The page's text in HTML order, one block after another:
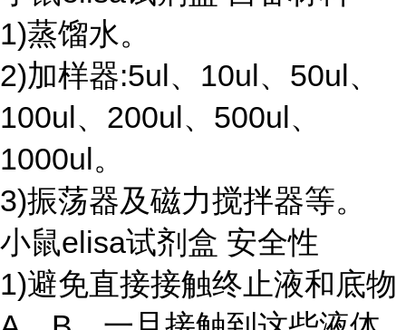
1)蒸馏水。
2)加样器:5ul、10ul、50ul、
100ul、200ul、500ul、
1000ul。
3)振荡器及磁力搅拌器等。
小鼠elisa试剂盒 安全性
1)避免直接接触终止液和底物